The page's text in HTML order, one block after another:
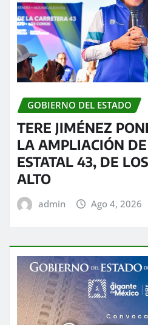
GOBIERNO DEL ESTADO
TERE JIMÉNEZ
LA AMPLIACIÓN
ESTATAL 43, DE
ALTO
admin Ago 4, 2026